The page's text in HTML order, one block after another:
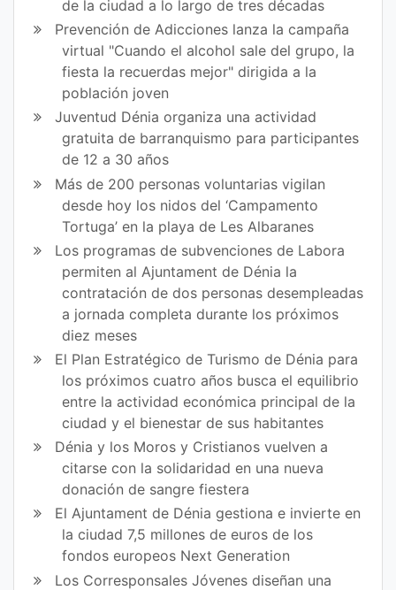
ce
bo
ok
itt
er
de la ciudad a lo largo de tres décadas
Prevención de Adicciones lanza la campaña
virtual "Cuando el alcohol sale del grupo, la
fiesta la recuerdas mejor" dirigida a la
población joven
Juventud Dénia organiza una actividad
gratuita de barranquismo para participantes
de 12 a 30 años
Más de 200 personas voluntarias vigilan
desde hoy los nidos del ‘Campamento
Tortuga’ en la playa de Les Albaranes
Los programas de subvenciones de Labora
permiten al Ajuntament de Dénia la
contratación de dos personas desempleadas
a jornada completa durante los próximos
diez meses
El Plan Estratégico de Turismo de Dénia para
los próximos cuatro años busca el equilibrio
entre la actividad económica principal de la
ciudad y el bienestar de sus habitantes
Dénia y los Moros y Cristianos vuelven a
citarse con la solidaridad en una nueva
donación de sangre fiestera
El Ajuntament de Dénia gestiona e invierte en
la ciudad 7,5 millones de euros de los
fondos europeos Next Generation
Los Corresponsales Jóvenes diseñan una